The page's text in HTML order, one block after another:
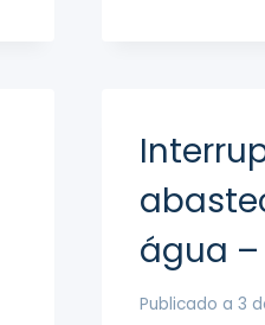
água
Publicado a 3